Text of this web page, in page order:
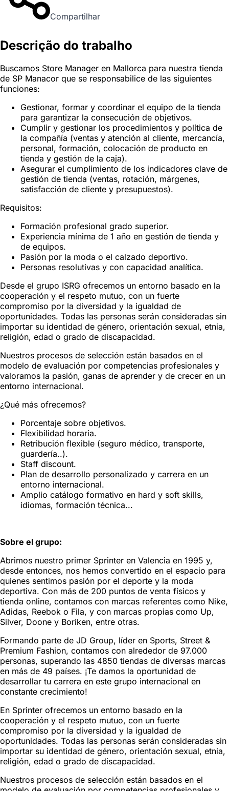
Compartilhar
Descrição do trabalho
Buscamos Store Manager en Mallorca para nuestra tienda
de SP Manacor que se responsabilice de las siguientes
funciones:
Gestionar, formar y coordinar el equipo de la tienda
para garantizar la consecución de objetivos.
Cumplir y gestionar los procedimientos y política de
la compañía (ventas y atención al cliente, mercancía,
personal, formación, colocación de producto en
tienda y gestión de la caja).
Asegurar el cumplimiento de los indicadores clave de
gestión de tienda (ventas, rotación, márgenes,
satisfacción de cliente y presupuestos).
Requisitos:
Formación profesional grado superior.
Experiencia mínima de 1 año en gestión de tienda y
de equipos.
Pasión por la moda o el calzado deportivo.
Personas resolutivas y con capacidad analítica.
Desde el grupo ISRG ofrecemos un entorno basado en la
cooperación y el respeto mutuo, con un fuerte
compromiso por la diversidad y la igualdad de
oportunidades. Todas las personas serán consideradas sin
importar su identidad de género, orientación sexual, etnia,
religión, edad o grado de discapacidad.
Nuestros procesos de selección están basados en el
modelo de evaluación por competencias profesionales y
valoramos la pasión, ganas de aprender y de crecer en un
entorno internacional.
¿Qué más ofrecemos?
Porcentaje sobre objetivos.
Flexibilidad horaria.
Retribución flexible (seguro médico, transporte,
guardería..).
Staff discount.
Plan de desarrollo personalizado y carrera en un
entorno internacional.
Amplio catálogo formativo en hard y soft skills,
idiomas, formación técnica...
Sobre el grupo:
Abrimos nuestro primer Sprinter en Valencia en 1995 y,
desde entonces, nos hemos convertido en el espacio para
quienes sentimos pasión por el deporte y la moda
deportiva. Con más de 200 puntos de venta físicos y
tienda online, contamos con marcas referentes como Nike,
Adidas, Reebok o Fila, y con marcas propias como Up,
Silver, Doone y Boriken, entre otras.
Formando parte de JD Group, líder en Sports, Street &
Premium Fashion, contamos con alrededor de 97.000
personas, superando las 4850 tiendas de diversas marcas
en más de 49 países. ¡Te damos la oportunidad de
desarrollar tu carrera en este grupo internacional en
constante crecimiento!
En Sprinter ofrecemos un entorno basado en la
cooperación y el respeto mutuo, con un fuerte
compromiso por la diversidad y la igualdad de
oportunidades. Todas las personas serán consideradas sin
importar su identidad de género, orientación sexual, etnia,
religión, edad o grado de discapacidad.
Nuestros procesos de selección están basados en el